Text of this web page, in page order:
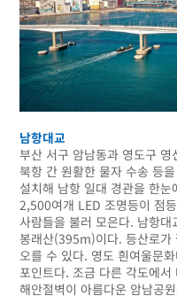
남항대교
부산 서구 암남동과 영도구
북항 간 원활한 물자 수송 등
설치해 남항 일대 경관을 한
2,500여개 LED 조명등이 점
사람들을 불러 모은다. 남항
봉래산(395m)이다. 등산로가
오를 수 있다. 영도 흰여울문
포인트다. 조금 다른 각도에
해안절벽이 아름다운 암남공